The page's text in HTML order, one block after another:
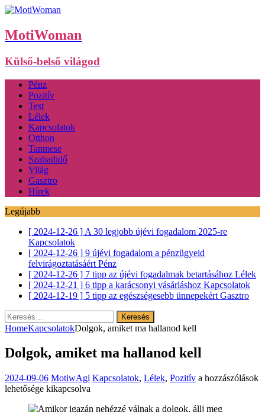
MotiWoman
Külső-belső világod
Pénz
Pozitív
Test
Lélek
Kapcsolatok
Otthon
Tanmese
Szabadidő
Világ
Gasztro
Hírek
Legújabb
[ 2024-12-26 ] A 30 legjobb újévi fogadalom 2025-re
Kapcsolatok
[ 2024-12-26 ] 9 újévi fogadalom a pénzügyeid
felvirágoztatásáért Pénz
[ 2024-12-26 ] 7 tipp az újévi fogadalmak betartásához Lélek
[ 2024-12-21 ] 6 tipp a karácsonyi vásárláshoz Kapcsolatok
[ 2024-12-19 ] 5 tipp az egészségesebb ünnepekért Gasztro
Keresés:
HomeKapcsolatokDolgok, amiket ma hallanod kell
Dolgok, amiket ma hallanod kell
2024-09-06 MotiwAgi Kapcsolatok, Lélek, Pozitív Dolgok,
hallanod
a hozzászólások
lehetősége kikapcsolva